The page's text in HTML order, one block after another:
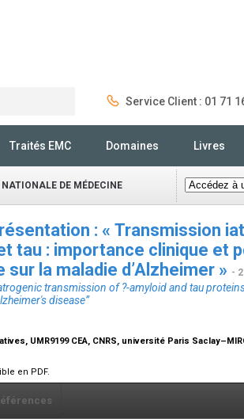
Service Client : 01 71
Traités EMC Domaines Livres
DE MÉDECINE
: « Transmission
tau : importance clinique et
la maladie d’Alzheimer » -
transmission of ?-amyloid and tau
disease”
UMR9199 CEA, CNRS, université Paris
en PDF.